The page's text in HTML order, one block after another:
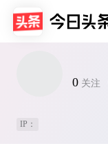
0 关注
IP：